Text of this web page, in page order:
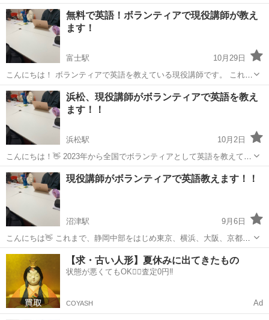
でお気軽に様々な方と英会話を学ぶことができるのです！ ビジネスマ
ンやＯＬ、学生、主婦、シニアの方など様々な方がいらっしゃいま
す。 英会話レベル別なの...
静岡 静岡市 英会話 クラブ
無料で英語！ボランティアで現役講師が教え
ます！
富士駅
10月29日
こんにちは！ ボランティアで英語を教えている現役講師です。 これま
で約1年ちょっと、全国で対面、オンラインにてボランティアとして教
えてきました！ 地元の富士市に戻ってきた今、富士市でも教えたいと
思い投稿しました...
静岡 富士市 富士駅 英会話 フォニックス
浜松、現役講師がボランティアで英語を教え
ます！！
浜松駅
10月2日
こんにちは！👋 2023年から全国でボランティアとして英語を教えてい
る者です！！ 以下詳細になります🙇‍♂️ 🎈場所: Zoom 🎈内容: 高校生以
上は会話と発音、中学生以下はフォニックスと中学文法を...
静岡 浜松市 浜松駅 英会話
現役講師がボランティアで英語教えます！！
沼津駅
9月6日
こんにちは👋 これまで、静岡中部をはじめ東京、横浜、大阪、京都に
てボランティアレッスンをしてきました🙆‍♂️ 地元静岡の英語教育を盛り
上げたい！という思いからこれから西部、東部にも活動の幅を広げて
いきます！💪 ...
静岡 沼津市 沼津駅 英会話 小学生
【求・古い人形】夏休みに出てきたもの
状態が悪くてもOK🙆‍♀️査定0円‼️
COYASH Ad